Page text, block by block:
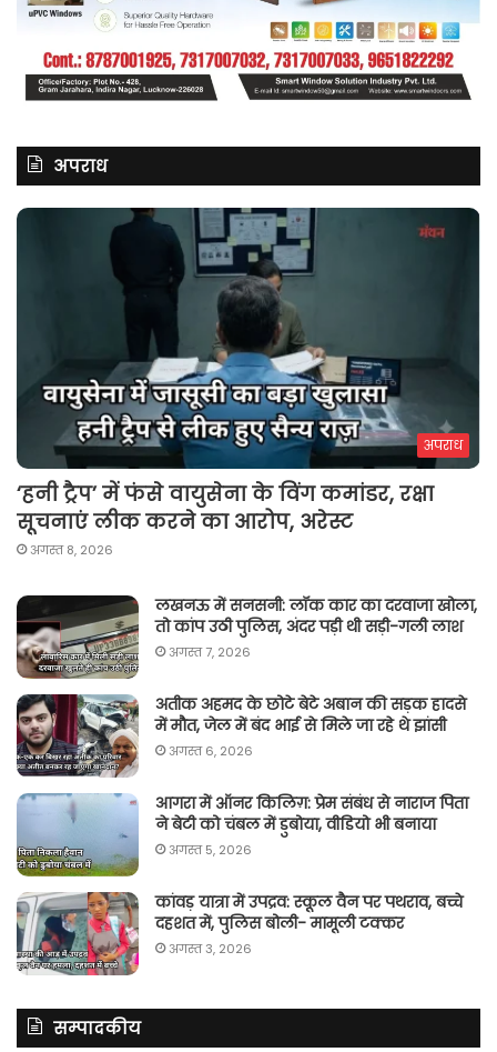
अपराध
अपराध
‘हनी ट्रैप’ में फंसे वायुसेना के विंग कमांडर, रक्षा
सूचनाएं लीक करने का आरोप, अरेस्ट
अगस्त 8, 2026
लखनऊ में सनसनी: लॉक कार का दरवाजा खोला,
तो कांप उठी पुलिस, अंदर पड़ी थी सड़ी-गली लाश
अगस्त 7, 2026
अतीक अहमद के छोटे बेटे अबान की सड़क हादसे
में मौत, जेल में बंद भाई से मिले जा रहे थे झांसी
अगस्त 6, 2026
आगरा में ऑनर किलिग़: प्रेम संबंध से नाराज पिता
ने बेटी को चंबल में डुबोया, वीडियो भी बनाया
अगस्त 5, 2026
कांवड़ यात्रा में उपद्रव: स्कूल वैन पर पथराव, बच्चे
दहशत में, पुलिस बोली- मामूली टक्कर
अगस्त 3, 2026
सम्पादकीय